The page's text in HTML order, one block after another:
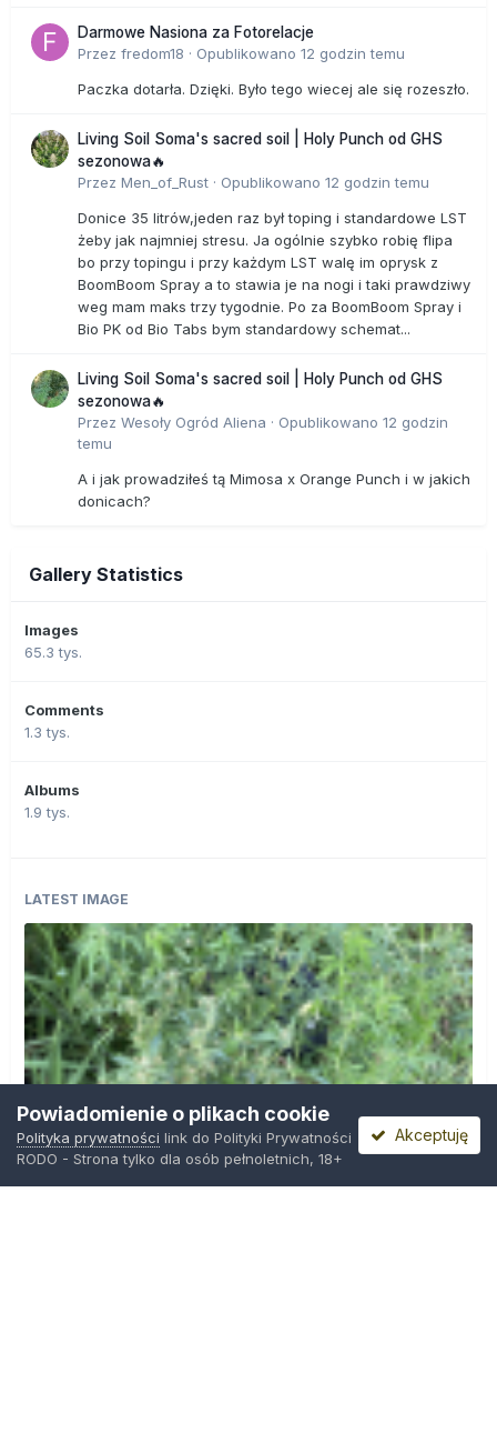
Darmowe Nasiona za Fotorelacje
Przez fredom18 · Opublikowano 12 godzin temu
Paczka dotarła. Dzięki. Było tego wiecej ale się rozeszło.
Living Soil Soma's sacred soil | Holy Punch od GHS
sezonowa🔥
Przez Men_of_Rust · Opublikowano 12 godzin temu
Donice 35 litrów,jeden raz był toping i standardowe LST
żeby jak najmniej stresu. Ja ogólnie szybko robię flipa
bo przy topingu i przy każdym LST walę im oprysk z
BoomBoom Spray a to stawia je na nogi i taki prawdziwy
weg mam maks trzy tygodnie. Po za BoomBoom Spray i
Bio PK od Bio Tabs bym standardowy schemat...
Living Soil Soma's sacred soil | Holy Punch od GHS
sezonowa🔥
Przez Wesoły Ogród Aliena · Opublikowano 12 godzin
temu
A i jak prowadziłeś tą Mimosa x Orange Punch i w jakich
donicach?
Gallery Statistics
Images
65.3 tys.
Comments
1.3 tys.
Albums
1.9 tys.
LATEST IMAGE
Powiadomienie o plikach cookie
Polityka prywatności link do Polityki Prywatności
RODO - Strona tylko dla osób pełnoletnich, 18+
Akceptuję